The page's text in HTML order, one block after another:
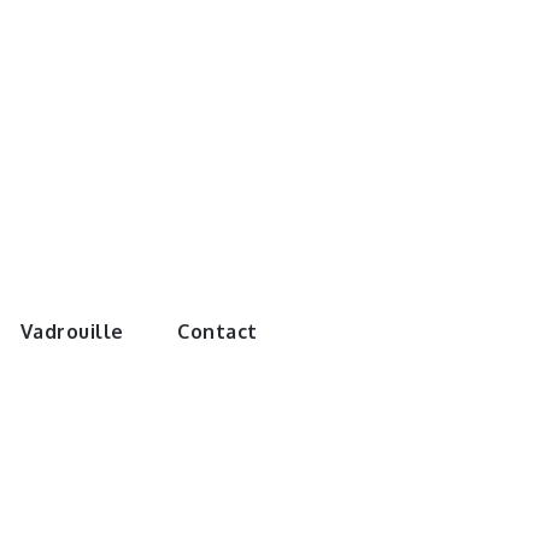
de
Vadrouille Contact